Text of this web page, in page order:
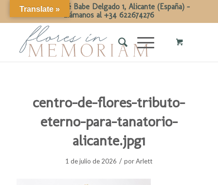
Calle Dr José Babe Delgado 1, Alicante (España) -
Llámanos al +34 622674276
centro-de-flores-tributo-
eterno-para-tanatorio-
alicante.jpg1
1 de julio de 2026 / porArlett
Translate »